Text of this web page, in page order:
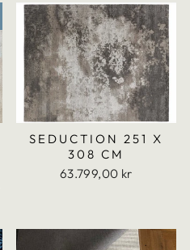
SEDUCTION 251 X
308 CM
63.799,00 kr